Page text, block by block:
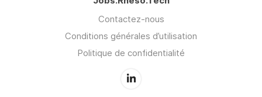
Contactez-nous
Conditions générales d’utilisation
Politique de confidentialité